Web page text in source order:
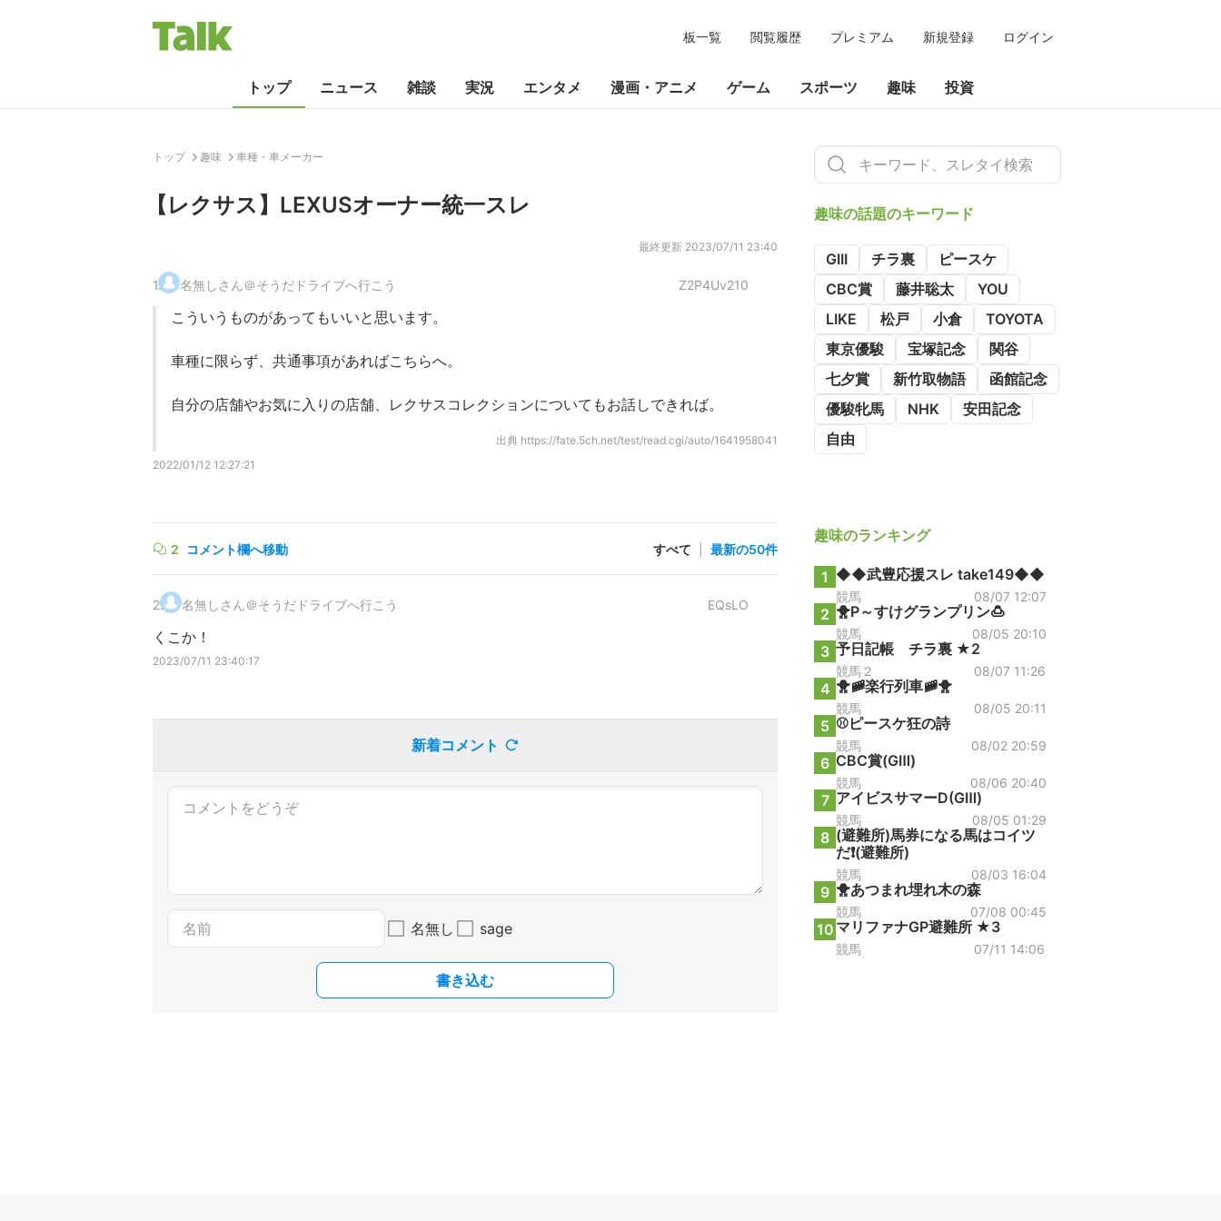
板一覧 閲覧履歴 プレミアム 新規登録 ログイン
トップ ニュース 雑談 実況 エンタメ 漫画・アニメ ゲーム スポーツ 趣味 投資
トップ 趣味 車種・車メーカー
【レクサス】LEXUSオーナー統一スレ
最終更新 2023/07/11 23:40
1. 名無しさん＠そうだドライブへ行こう Z2P4Uv210
こういうものがあってもいいと思います。
車種に限らず、共通事項があればこちらへ。
自分の店舗やお気に入りの店舗、レクサスコレクションについてもお話しできれば。
出典 https://fate.5ch.net/test/read.cgi/auto/1641958041
2022/01/12 12:27:21
2 コメント欄へ移動 すべて 最新の50件
2. 名無しさん＠そうだドライブへ行こう EQsLO
くこか！
2023/07/11 23:40:17
新着コメント
名無し sage
書き込む
趣味の話題のキーワード
GIII チラ裏
ピースケ
CBC賞
藤井聡太
YOU
LIKE
松戸 小倉
TOYOTA
東京優駿
宝塚記念
関谷
七夕賞
新竹取物語
函館記念
優駿牝馬
NHK
安田記念
自由
趣味のランキング
1 ◆◆武豊応援スレ take149◆◆
競馬 08/07 12:07
2 🐥P～すけグランプリン🍮
競馬 08/05 20:10
3 予日記帳 チラ裏 ★2
競馬２ 08/07 11:26
4 🐥🚞楽行列車🚞🐥
競馬 08/05 20:11
5 ⚾ピースケ狂の詩
競馬 08/02 20:59
6 CBC賞(GⅢ)
競馬 08/06 20:40
7 アイビスサマーD(GⅢ)
競馬 08/05 01:29
8 (避難所)馬券になる馬はコイツ
だ❗(避難所)
競馬 08/03 16:04
9 🐥あつまれ埋れ木の森
競馬 07/08 00:45
10 マリファナGP避難所 ★3
競馬 07/11 14:06